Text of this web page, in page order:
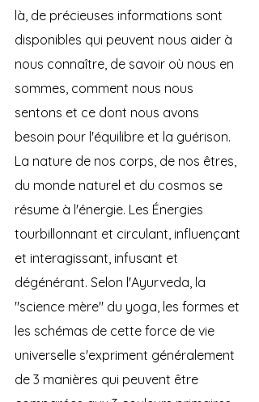
là, de précieuses informations sont
disponibles qui peuvent nous aider à
nous connaître, de savoir où nous en
sommes, comment nous nous
sentons et ce dont nous avons
besoin pour l'équilibre et la guérison.
La nature de nos corps, de nos êtres,
du monde naturel et du cosmos se
résume à l'énergie. Les Énergies
tourbillonnant et circulant, influençant
et interagissant, infusant et
dégénérant. Selon l'Ayurveda, la
"science mère" du yoga, les formes et
les schémas de cette force de vie
universelle s'expriment généralement
de 3 manières qui peuvent être